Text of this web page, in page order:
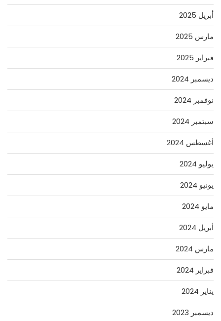
أبريل 2025
مارس 2025
فبراير 2025
ديسمبر 2024
نوفمبر 2024
سبتمبر 2024
أغسطس 2024
يوليو 2024
يونيو 2024
مايو 2024
أبريل 2024
مارس 2024
فبراير 2024
يناير 2024
ديسمبر 2023